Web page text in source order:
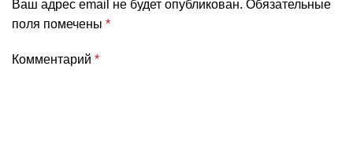
Ваш адрес email не будет опубликован. Обязательные
поля помечены *
Комментарий *